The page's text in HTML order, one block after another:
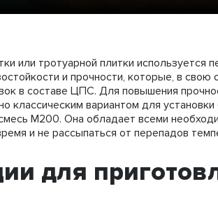
или тротуарной плитки используется
и прочности, которые, в свою
в составе ЦПС. Для повышения
классическим вариантом для установки
М200. Она обладает всеми
и не рассыпаться от перепадов
для